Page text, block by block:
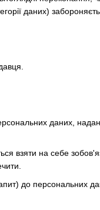
даних)
даних,
взяти на себе
до персональних